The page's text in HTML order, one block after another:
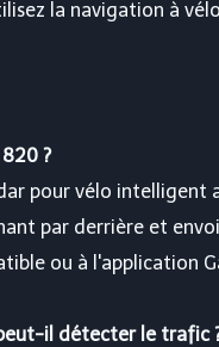
la navigation à
?
pour vélo intelligent
par derrière et
ou à l'application
il détecter le trafic